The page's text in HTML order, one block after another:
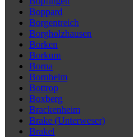
Boppard
Borgentreich
Borgholzhausen
Borken
Borkum
Borna
Bornheim
Bottrop
Boxberg
Brackenheim
Brake (Unterweser)
Brakel